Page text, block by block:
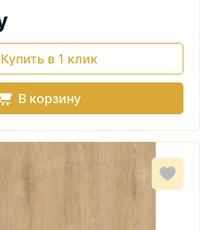
Купить в 1 клик
В корзину